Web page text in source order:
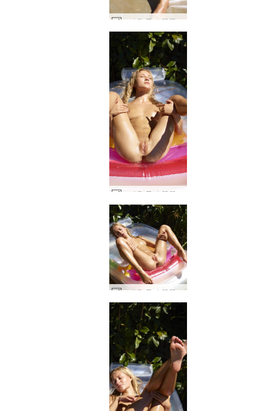
뜨거운 물이 뚝뚝 떨어지는 Darina L #51
뜨거운 물이 뚝뚝 떨어지는 Darina L #43